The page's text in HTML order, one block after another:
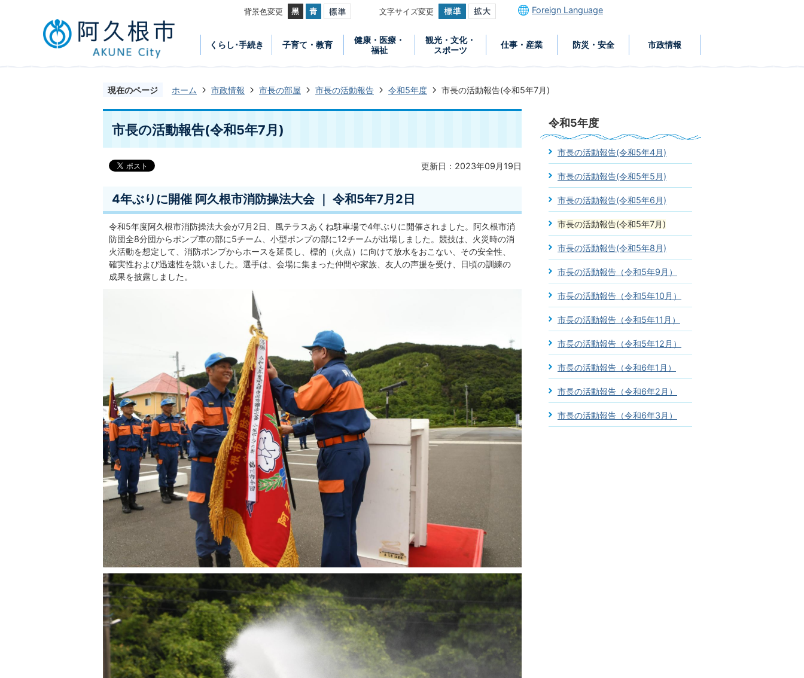
背景色変更 文字サイズ変更 Foreign Language
くらし･手続き 子育て・教育
健康・医療・
福祉
観光・文化・
スポーツ
仕事・産業 防災・安全 市政情報
現在のページ ホーム 市政情報 市長の部屋 市長の活動報告 令和5年度 市長の活動報告(令和5年7月)
市長の活動報告(令和5年7月)
更新日：2023年09月19日
4年ぶりに開催 阿久根市消防操法大会 ｜ 令和5年7月2日
令和5年度阿久根市消防操法大会が7月2日、風テラスあくね駐車場で4年ぶりに開催されました。阿久根市消
防団全8分団からポンプ車の部に5チーム、小型ポンプの部に12チームが出場しました。競技は、火災時の消
火活動を想定して、消防ポンプからホースを延長し、標的（火点）に向けて放水をおこない、その安全性、
確実性および迅速性を競いました。選手は、会場に集まった仲間や家族、友人の声援を受け、日頃の訓練の
成果を披露しました。
令和5年度
市長の活動報告(令和5年4月)
市長の活動報告(令和5年5月)
市長の活動報告(令和5年6月)
市長の活動報告(令和5年7月)
市長の活動報告(令和5年8月)
市長の活動報告（令和5年9月）
市長の活動報告（令和5年10月）
市長の活動報告（令和5年11月）
市長の活動報告（令和5年12月）
市長の活動報告（令和6年1月）
市長の活動報告（令和6年2月）
市長の活動報告（令和6年3月）